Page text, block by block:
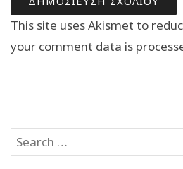
This site uses Akismet to
your comment data is
Search
for: